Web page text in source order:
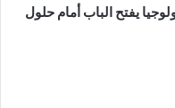
يفتح الباب أمام حلول